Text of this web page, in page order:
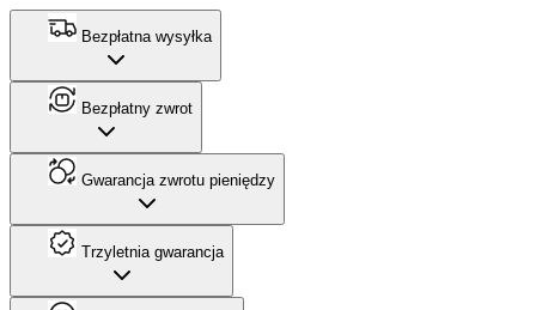
Bezpłatna wysyłka
Bezpłatny zwrot
Gwarancja zwrotu pieniędzy
Trzyletnia gwarancja